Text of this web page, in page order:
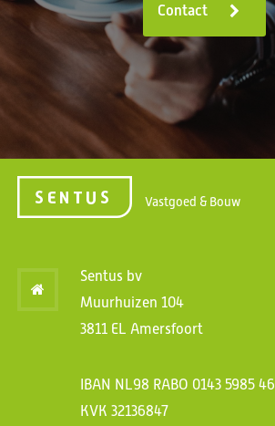
Contact
Vastgoed & Bouw
Sentus bv
Muurhuizen 104
3811 EL Amersfoort
IBAN NL98 RABO 0143 5985 46
KVK 32136847